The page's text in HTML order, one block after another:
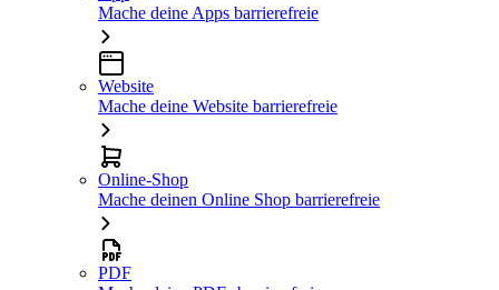
Mache deine Apps barrierefreie
Website
Mache deine Website barrierefreie
Online-Shop
Mache deinen Online Shop barrierefreie
PDF